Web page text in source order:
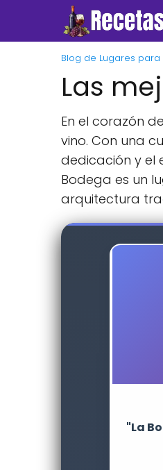
Blog de Lugares
Las
En el corazón
vino. Con una
dedicación y el
Bodega es un
arquitectura
"La